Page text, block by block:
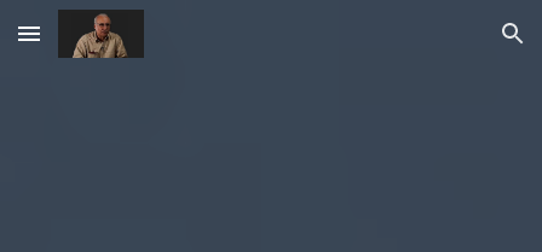
Skip to main content Skip to navigation